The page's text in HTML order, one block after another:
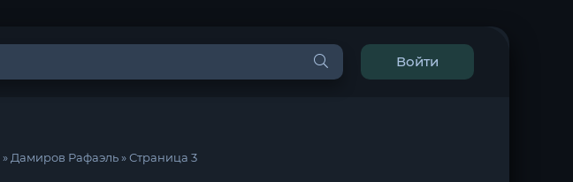
Войти
» Дамиров Рафаэль » Страница 3